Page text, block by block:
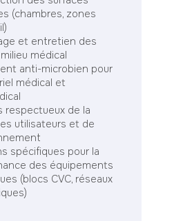
(chambres, zones
et entretien des
médical
anti-microbien pour
médical et
respectueux de la
utilisateurs et de
spécifiques pour la
des équipements
(blocs CVC, réseaux